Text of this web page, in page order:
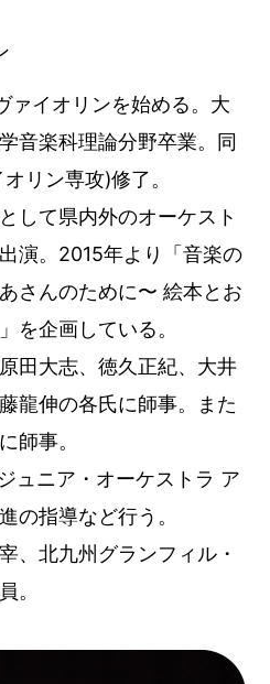
ァイオリンを始める。大
音楽科理論分野卒業。同
リン専攻)修了。
して県内外のオーケスト
演。2015年より「音楽の
さんのために〜 絵本とお
を企画している。
田大志、徳久正紀、大井
龍伸の各氏に師事。また
師事。
ュニア・オーケストラ ア
の指導など行う。
、北九州グランフィル・
。